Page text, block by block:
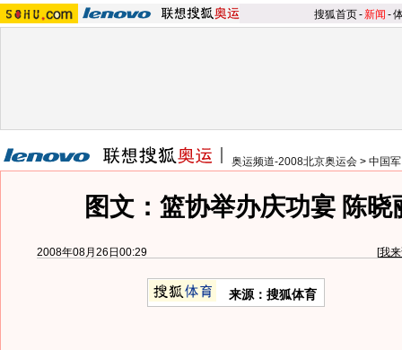
搜狐首页-新闻 -
奥运频道-2008北京奥运会 > 中国
图文：篮协举办庆功宴 陈晓
2008年08月26日00:29 [我
来源：搜狐体育